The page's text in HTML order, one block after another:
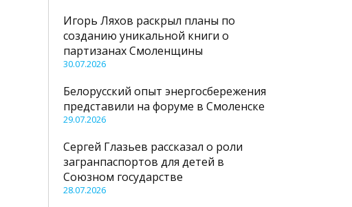
Игорь Ляхов раскрыл планы по
созданию уникальной книги о
партизанах Смоленщины
30.07.2026
Белорусский опыт энергосбережения
представили на форуме в Смоленске
29.07.2026
Сергей Глазьев рассказал о роли
загранпаспортов для детей в
Союзном государстве
28.07.2026